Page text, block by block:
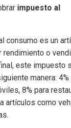
impuesto al
consumo es un
rendimiento o
este impuesto
manera: 4%
8% para
artículos como